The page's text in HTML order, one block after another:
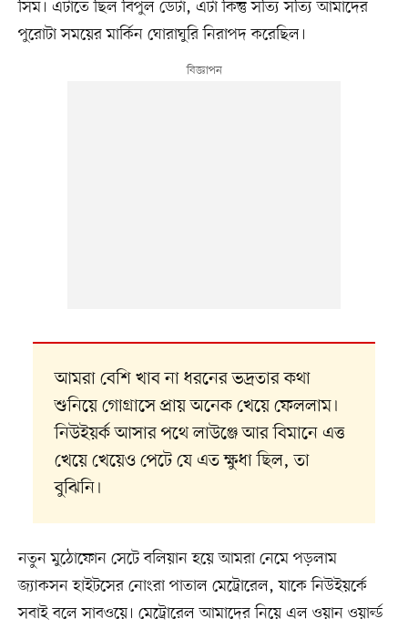
সিম। এটাতে ছিল বিপুল ডেটা, এটা কিন্তু সত্যি সত্যি আমাদের
পুরোটা সময়ের মার্কিন ঘোরাঘুরি নিরাপদ করেছিল।
আমরা বেশি খাব না ধরনের ভদ্রতার কথা
শুনিয়ে গোগ্রাসে প্রায় অনেক খেয়ে ফেললাম।
নিউইয়র্ক আসার পথে লাউঞ্জে আর বিমানে এত্ত
খেয়ে খেয়েও পেটে যে এত ক্ষুধা ছিল, তা
বুঝিনি।
নতুন মুঠোফোন সেটে বলিয়ান হয়ে আমরা নেমে পড়লাম
জ্যাকসন হাইটসের নোংরা পাতাল মেট্রোরেল, যাকে নিউইয়র্কে
সবাই বলে সাবওয়ে। মেট্রোরেল আমাদের নিয়ে এল ওয়ান ওয়ার্ল্ড